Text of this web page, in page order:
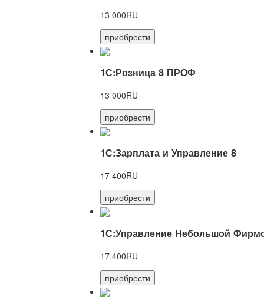
13 000RU
приобрести
1С:Розница 8 ПРОФ
13 000RU
приобрести
1С:Зарплата и Управление 8
17 400RU
приобрести
1С:Управление Небольшой
17 400RU
приобрести